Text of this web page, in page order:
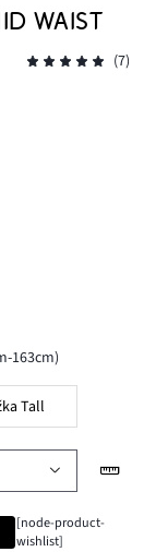
WAIST
(7)
163cm)
Tall
[node-product-
wishlist]